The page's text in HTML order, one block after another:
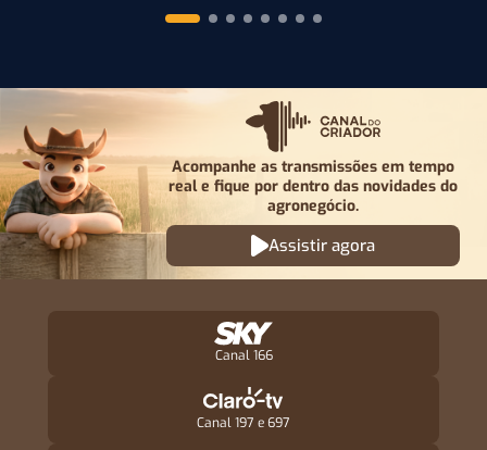
Acompanhe as transmissões em tempo
real e fique pordentro das novidades do
agronegócio.
Assistir agora
Canal 166
Canal 197 e 697